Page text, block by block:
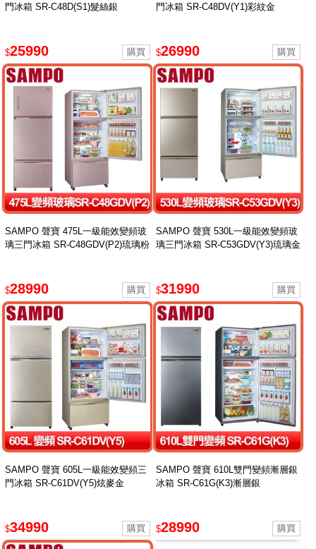
門冰箱 SR-C48D(S1)髮絲銀
$25990
門冰箱 SR-C48DV(Y1)彩紋金
$26990
SAMPO 聲寶 475L一級能效變頻玻
璃三門冰箱 SR-C48GDV(P2)琉璃粉
$28990
SAMPO 聲寶 530L一級能效變頻玻
璃三門冰箱 SR-C53GDV(Y3)琉璃金
$31990
SAMPO 聲寶 605L一級能效變頻三
門冰箱 SR-C61DV(Y5)炫麥金
$34990
SAMPO 聲寶 610L雙門變頻漸層銀
冰箱 SR-C61G(K3)漸層銀
$28990